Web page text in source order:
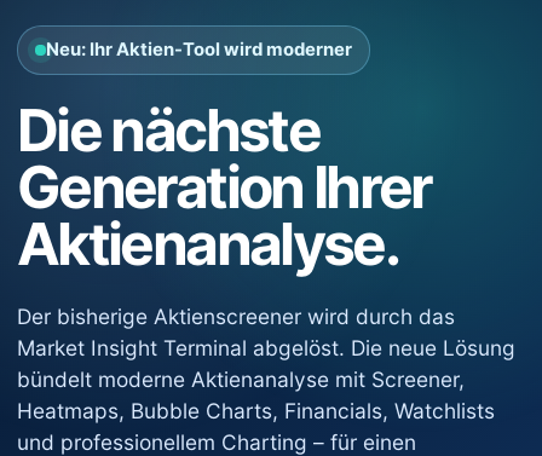
Neu: Ihr Aktien-Tool wird moderner
Die nächste
Generation Ihrer
Aktienanalyse.
Der bisherige Aktienscreener wird durch das
Market Insight Terminal abgelöst. Die neue Lösung
bündelt moderne Aktienanalyse mit Screener,
Heatmaps, Bubble Charts, Financials, Watchlists
und professionellem Charting – für einen